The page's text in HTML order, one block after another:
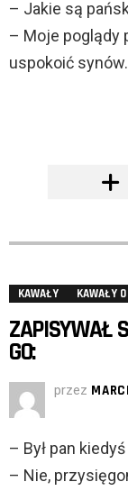
– Jakie są
– Moje poglądy
uspokoić
KAWAŁY KAWAŁY
ZAPISYWAŁ
GO:
przez
– Był pan
– Nie,